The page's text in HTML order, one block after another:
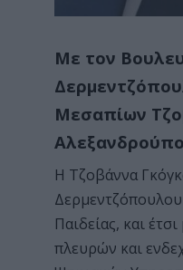
Με τον
Μεσαπίων
Η Τζοβάννα
Παιδείας, και
πλευρών και